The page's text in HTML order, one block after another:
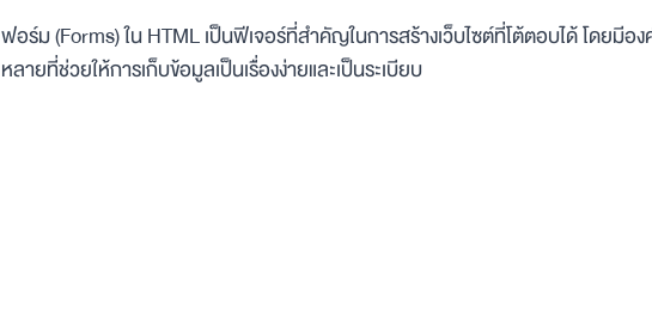
ฟอร์ม (Forms) ใน HTML เป็นฟีเจอร์ที่สำคัญในการสร้างเว็บไซต์ที่โต้ตอบได้ โดยมีอ
หลายที่ช่วยให้การเก็บข้อมูลเป็นเรื่องง่ายและเป็นระเบียบ